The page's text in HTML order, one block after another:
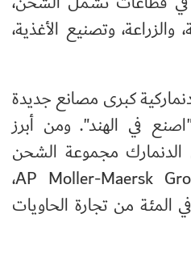
والزراعة، وتصنيع الأغذية،
كبرى مصانع جديدة
في الهند". ومن أبرز
مجموعة الشحن
AP Moller-Maersk،
التي تتولى نقل نحو 19 في المئة من تجارة الحاويات